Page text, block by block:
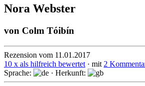
Nora Webster
von Colm Tóibín
Rezension vom 11.01.2017
10 x als hilfreich bewertet · mit 2
Sprache:
· Herkunft: